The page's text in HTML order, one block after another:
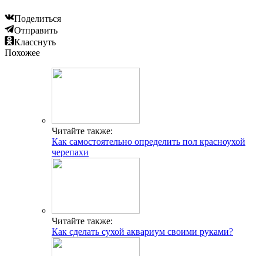
Поделиться
Отправить
Класснуть
Похожее
Читайте также:
Как самостоятельно определить пол красноухой
черепахи
Читайте также:
Как сделать сухой аквариум своими руками?